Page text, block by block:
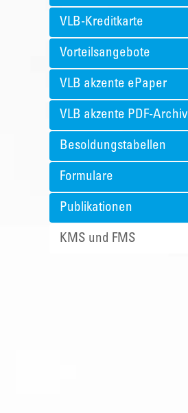
VLB-Kreditkarte
Vorteilsangebote
VLB akzente ePaper
VLB akzente PDF-Archiv
Besoldungstabellen
Formulare
Publikationen
KMS und FMS